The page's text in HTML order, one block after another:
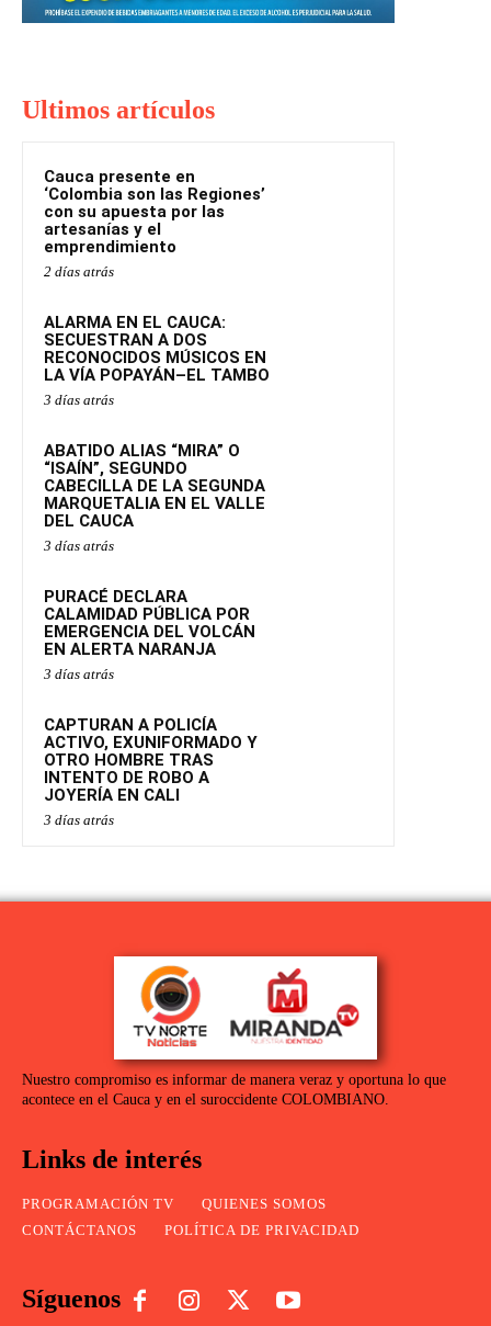
Ultimos artículos
Cauca presente en
‘Colombia son las Regiones’
con su apuesta por las
artesanías y el
emprendimiento
2 días atrás
ALARMA EN EL CAUCA:
SECUESTRAN A DOS
RECONOCIDOS MÚSICOS EN
LA VÍA POPAYÁN–EL TAMBO
3 días atrás
ABATIDO ALIAS “MIRA” O
“ISAÍN”, SEGUNDO
CABECILLA DE LA SEGUNDA
MARQUETALIA EN EL VALLE
DEL CAUCA
3 días atrás
PURACÉ DECLARA
CALAMIDAD PÚBLICA POR
EMERGENCIA DEL VOLCÁN
EN ALERTA NARANJA
3 días atrás
CAPTURAN A POLICÍA
ACTIVO, EXUNIFORMADO Y
OTRO HOMBRE TRAS
INTENTO DE ROBO A
JOYERÍA EN CALI
3 días atrás
Nuestro compromiso es informar de manera veraz y oportuna lo que
acontece en el Cauca y en el suroccidente COLOMBIANO.
Links de interés
PROGRAMACIÓN TV
QUIENES SOMOS
CONTÁCTANOS
POLÍTICA DE PRIVACIDAD
Síguenos